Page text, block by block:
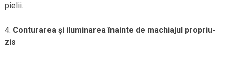
pielii.
Conturarea și iluminarea înainte de machiajul propriu-
zis